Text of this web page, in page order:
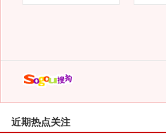
近期热点关注